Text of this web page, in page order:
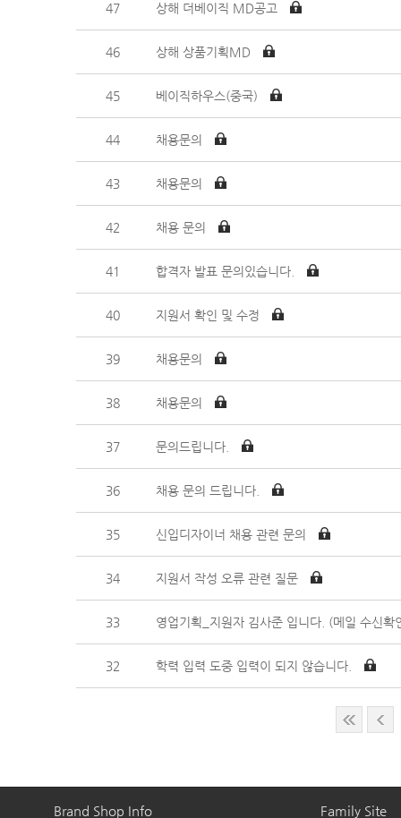
47 상해 더베이직 MD공고
46 상해 상품기획MD
45 베이직하우스(중국)
44 채용문의
43 채용문의
42 채용 문의
41 합격자 발표 문의있습니다.
40 지원서 확인 및 수정
39 채용문의
38 채용문의
37 문의드립니다.
36 채용 문의 드립니다.
35 신입디자이너 채용 관련 문의
34 지원서 작성 오류 관련 질문
33 영업기획_지원자 김사준 입니다. (메일 수신
32 학력 입력 도중 입력이 되지 않습니다.
Brand Shop Info Family Site